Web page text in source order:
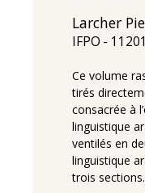
Larcher
IFPO
Ce volume
tirés
consacrée à
linguistique
ventilés en
linguistique
trois